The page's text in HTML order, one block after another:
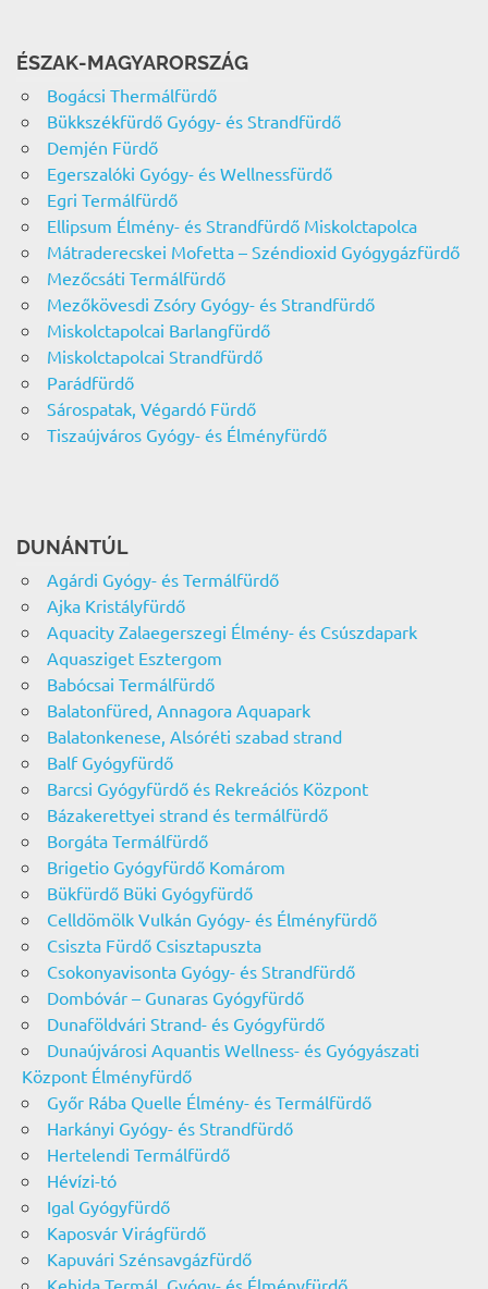
ÉSZAK-MAGYARORSZÁG
Bogácsi Thermálfürdő
Bükkszékfürdő Gyógy- és Strandfürdő
Demjén Fürdő
Egerszalóki Gyógy- és Wellnessfürdő
Egri Termálfürdő
Ellipsum Élmény- és Strandfürdő Miskolctapolca
Mátraderecskei Mofetta – Széndioxid Gyógygázfürdő
Mezőcsáti Termálfürdő
Mezőkövesdi Zsóry Gyógy- és Strandfürdő
Miskolctapolcai Barlangfürdő
Miskolctapolcai Strandfürdő
Parádfürdő
Sárospatak, Végardó Fürdő
Tiszaújváros Gyógy- és Élményfürdő
DUNÁNTÚL
Agárdi Gyógy- és Termálfürdő
Ajka Kristályfürdő
Aquacity Zalaegerszegi Élmény- és Csúszdapark
Aquasziget Esztergom
Babócsai Termálfürdő
Balatonfüred, Annagora Aquapark
Balatonkenese, Alsóréti szabad strand
Balf Gyógyfürdő
Barcsi Gyógyfürdő és Rekreációs Központ
Bázakerettyei strand és termálfürdő
Borgáta Termálfürdő
Brigetio Gyógyfürdő Komárom
Bükfürdő Büki Gyógyfürdő
Celldömölk Vulkán Gyógy- és Élményfürdő
Csiszta Fürdő Csisztapuszta
Csokonyavisonta Gyógy- és Strandfürdő
Dombóvár – Gunaras Gyógyfürdő
Dunaföldvári Strand- és Gyógyfürdő
Dunaújvárosi Aquantis Wellness- és Gyógyászati
Központ Élményfürdő
Győr Rába Quelle Élmény- és Termálfürdő
Harkányi Gyógy- és Strandfürdő
Hertelendi Termálfürdő
Hévízi-tó
Igal Gyógyfürdő
Kaposvár Virágfürdő
Kapuvári Szénsavgázfürdő